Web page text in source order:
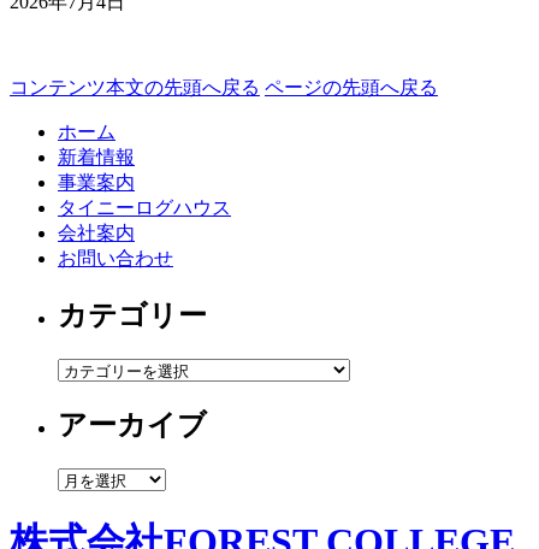
コンテンツ本文の先頭へ戻る ページの先頭へ戻る
ホーム
新着情報
事業案内
タイニーログハウス
会社案内
お問い合わせ
カテゴリー
カ
ゴ
ー
アーカイブ
ア
カ